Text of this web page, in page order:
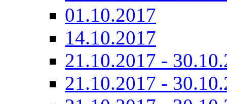
01.10.2017
14.10.2017
21.10.2017 -
21.10.2017 -